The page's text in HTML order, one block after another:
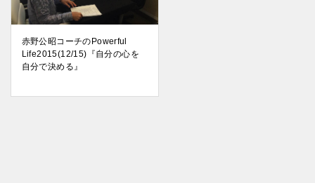
赤野公昭コーチのPowerful
Life2015(12/15)『自分の心を
自分で決める』